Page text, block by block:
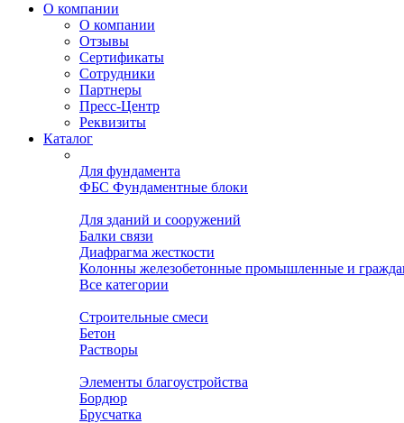
О компании
О компании
Отзывы
Сертификаты
Сотрудники
Партнеры
Пресс-Центр
Реквизиты
Каталог
Для фундамента
ФБС Фундаментные блоки
Для зданий и сооружений
Балки связи
Диафрагма жесткости
Колонны железобетонные промышленные и
Все категории
Строительные смеси
Бетон
Растворы
Элементы благоустройства
Бордюр
Брусчатка